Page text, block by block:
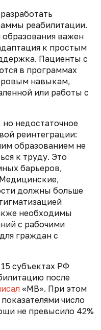
реабилитации.
важен
к простым
Пациенты с
в программах
навыкам,
или работы с
недостаточное
реинтеграции:
образованием не
к труду. Это
барьеров,
должны больше
необходимы
с рабочими
граждан с
субъектах РФ
после
«МВ». При этом
число
не превысило 42%